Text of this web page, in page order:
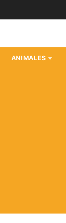
ANIMALES